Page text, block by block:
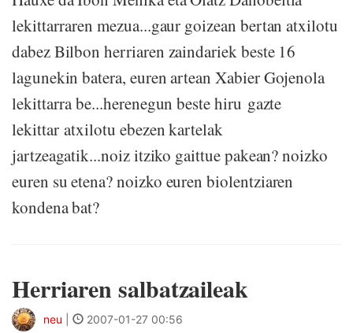
lekittarraren mezua...gaur goizean bertan atxilotu
dabez Bilbon herriaren zaindariek beste 16
lagunekin batera, euren artean Xabier Gojenola
lekittarra be...herenegun beste hiru gazte
lekittar atxilotu ebezen kartelak
jartzeagatik...noiz itziko gaittue pakean? noizko
euren su etena? noizko euren biolentziaren
kondena bat?
Herriaren salbatzaileak
neu 2007-01-27 00:56